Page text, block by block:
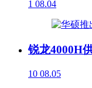
1 08.04
锐龙4000H
10 08.05